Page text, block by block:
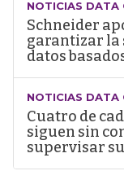
NOTICIAS DATA
Schneider
garantizar la
datos
NOTICIAS DATA
Cuatro de
siguen sin
supervisar